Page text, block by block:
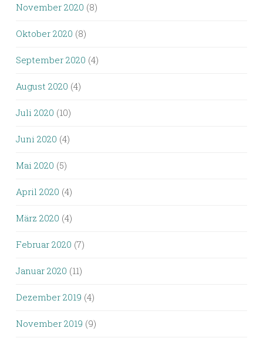
November 2020 (8)
Oktober 2020 (8)
September 2020 (4)
August 2020 (4)
Juli 2020 (10)
Juni 2020 (4)
Mai 2020 (5)
April 2020 (4)
März 2020 (4)
Februar 2020 (7)
Januar 2020 (11)
Dezember 2019 (4)
November 2019 (9)